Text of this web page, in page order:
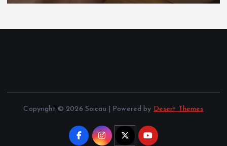
Copyright © 2026 Soicau | Powered by Desert Themes